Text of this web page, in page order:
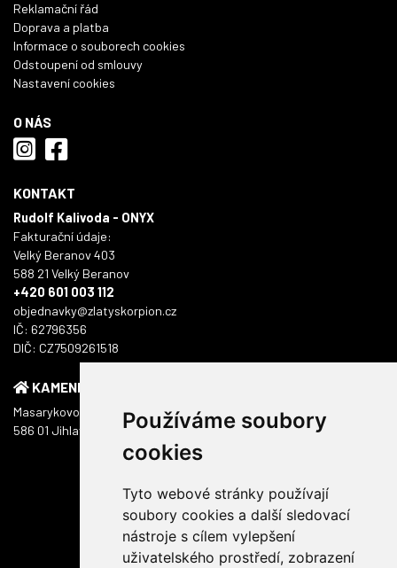
Používáme soubory
cookies
Tyto webové stránky používají
soubory cookies a další sledovací
nástroje s cílem vylepšení
uživatelského prostředí, zobrazení
Reklamační řád
Doprava a platba
Informace o souborech cookies
Odstoupení od smlouvy
Nastavení cookies
O NÁS
KONTAKT
Rudolf Kalivoda - ONYX
Fakturační údaje:
Velký Beranov 403
588 21 Velký Beranov
+420 601 003 112
objednavky@zlatyskorpion.cz
IČ: 62796356
DIČ: CZ7509261518
KAMENNÁ PRODEJNA
Masarykovo náměstí 1217/51
586 01 Jihlava